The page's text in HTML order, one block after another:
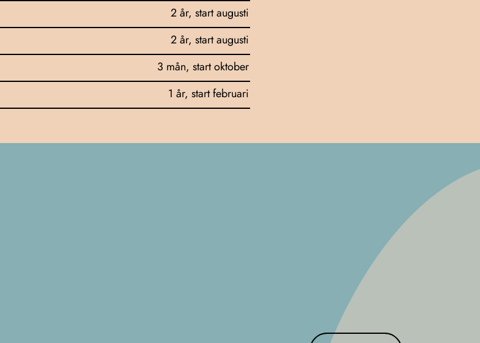
2 år, start augusti
2 år, start augusti
3 mån, start oktober
1 år, start februari